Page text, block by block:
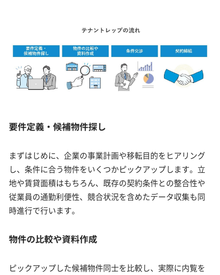
要件定義・候補物件探し
まずはじめに、企業の事業計画や移転目的をヒアリング
し、条件に合う物件をいくつかピックアップします。立
地や賃貸面積はもちろん、既存の契約条件との整合性や
従業員の通勤利便性、競合状況を含めたデータ収集も同
時進行で行います。
物件の比較や資料作成
ピックアップした候補物件同士を比較し、実際に内覧を